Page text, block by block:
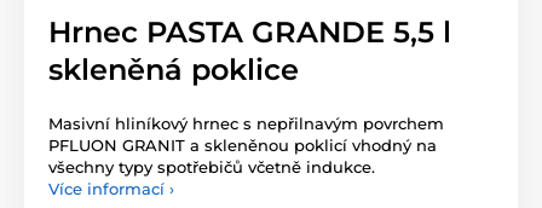
Hrnec PASTA GRANDE 5,5 l
skleněná poklice
Masivní hliníkový hrnec s nepřilnavým povrchem
PFLUON GRANIT a skleněnou poklicí vhodný na
všechny typy spotřebičů včetně indukce.
Více informací ›